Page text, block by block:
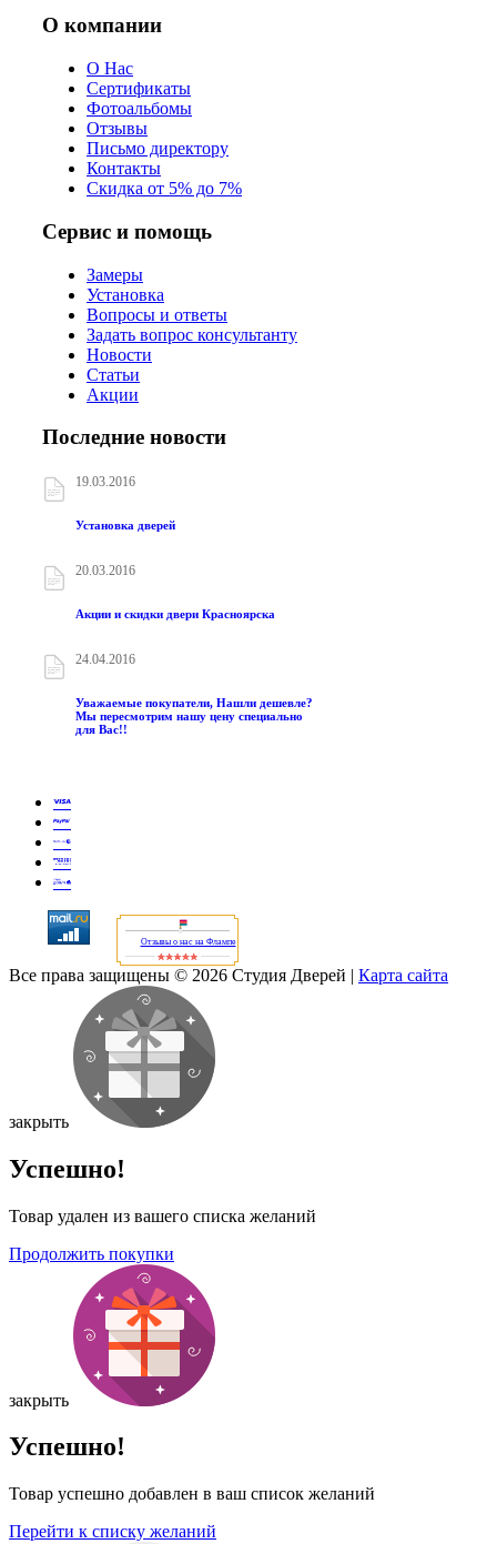
О компании
О Нас
Сертификаты
Фотоальбомы
Отзывы
Письмо директору
Контакты
Скидка от 5% до 7%
Сервис и помощь
Замеры
Установка
Вопросы и ответы
Задать вопрос консультанту
Новости
Статьи
Акции
Последние новости
19.03.2016
Установка дверей
20.03.2016
Акции и скидки двери Красноярска
24.04.2016
Уважаемые покупатели, Нашли дешевле?
Мы пересмотрим нашу цену специально
для Вас!!
Отзывы о нас на Флампе
Все права защищены © 2026 Студия Дверей | Карта сайта
закрыть
Успешно!
Товар удален из вашего списка желаний
Продолжить покупки
закрыть
Успешно!
Товар успешно добавлен в ваш список желаний
Перейти к списку желаний